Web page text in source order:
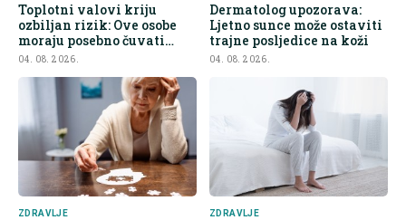
Toplotni valovi kriju
ozbiljan rizik: Ove osobe
moraju posebno čuvati
bubrege
04. 08. 2026.
Dermatolog upozorava:
Ljetno sunce može ostaviti
trajne posljedice na koži
04. 08. 2026.
ZDRAVLJE ZDRAVLJE